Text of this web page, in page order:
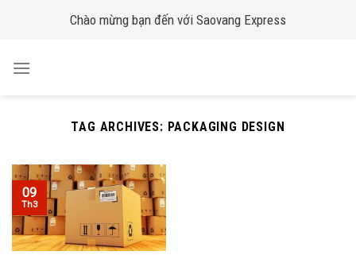
Chào mừng bạn đến với Saovang Express
TAG ARCHIVES: PACKAGING DESIGN
09
Th3